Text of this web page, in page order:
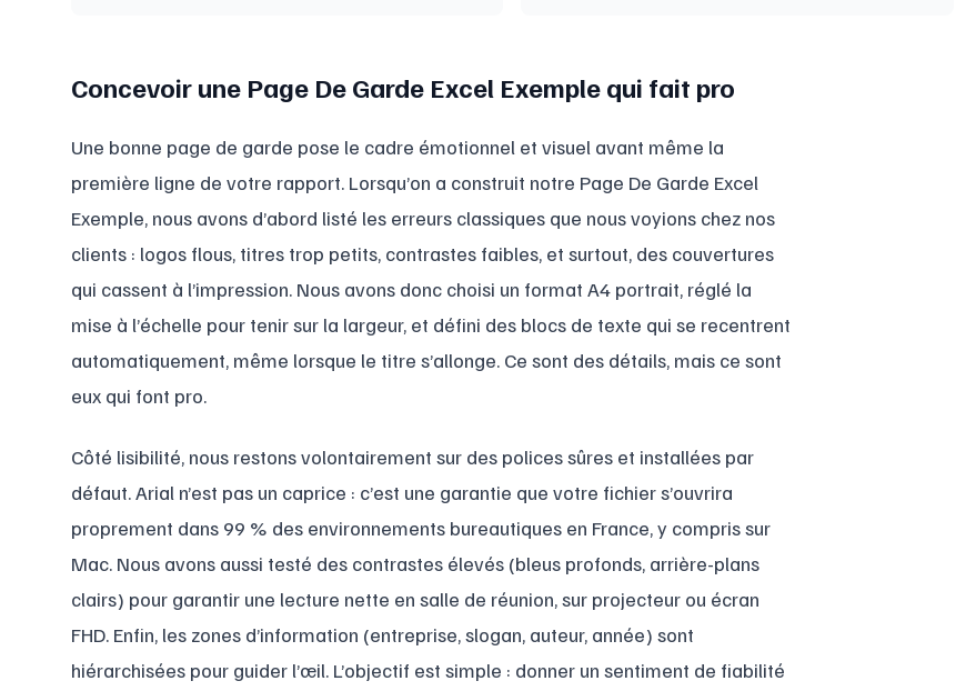
Concevoir une Page De Garde Excel Exemple qui fait pro
Une bonne page de garde pose le cadre émotionnel et visuel avant même la
première ligne de votre rapport. Lorsqu’on a construit notre Page De Garde Excel
Exemple, nous avons d’abord listé les erreurs classiques que nous voyions chez nos
clients : logos flous, titres trop petits, contrastes faibles, et surtout, des couvertures
qui cassent à l’impression. Nous avons donc choisi un format A4 portrait, réglé la
mise à l’échelle pour tenir sur la largeur, et défini des blocs de texte qui se recentrent
automatiquement, même lorsque le titre s’allonge. Ce sont des détails, mais ce sont
eux qui font pro.
Côté lisibilité, nous restons volontairement sur des polices sûres et installées par
défaut. Arial n’est pas un caprice : c’est une garantie que votre fichier s’ouvrira
proprement dans 99 % des environnements bureautiques en France, y compris sur
Mac. Nous avons aussi testé des contrastes élevés (bleus profonds, arrière-plans
clairs) pour garantir une lecture nette en salle de réunion, sur projecteur ou écran
FHD. Enfin, les zones d’information (entreprise, slogan, auteur, année) sont
hiérarchisées pour guider l’œil. L’objectif est simple : donner un sentiment de fiabilité